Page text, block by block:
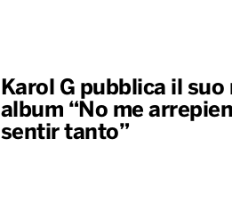
Karol G pubblica il suo
album “No me
sentir tanto”